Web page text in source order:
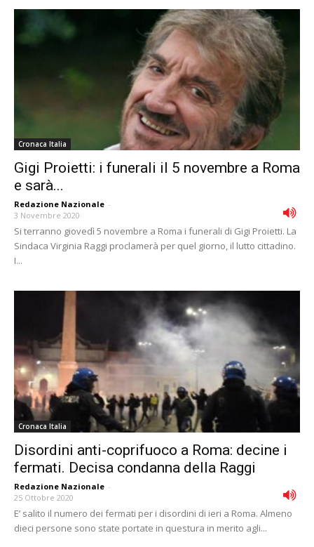
Cronaca Italia
Gigi Proietti: i funerali il 5 novembre a Roma
e sarà...
Redazione Nazionale -
3 Novembre 2020
Si terranno giovedì 5 novembre a Roma i funerali di Gigi Proietti. La
Sindaca Virginia Raggi proclamerà per quel giorno, il lutto cittadino.
I...
Cronaca Italia
Disordini anti-coprifuoco a Roma: decine i
fermati. Decisa condanna della Raggi
Redazione Nazionale -
25 Ottobre 2020
E’ salito il numero dei fermati per i disordini di ieri a Roma. Almeno
dieci persone sono state portate in questura in merito agli...